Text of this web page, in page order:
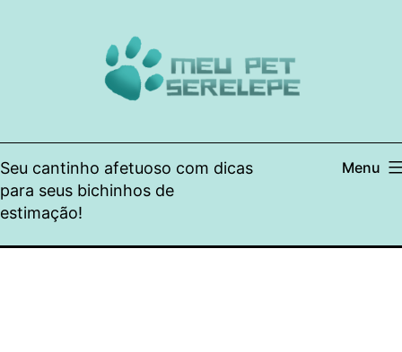
Seu cantinho afetuoso com dicas
para seus bichinhos de
estimação!
Menu